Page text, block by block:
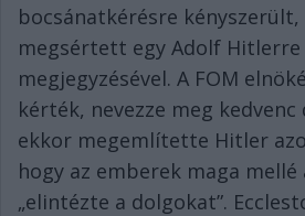
bocsánatkérésre
megsértett egy Adolf
megjegyzésével. A FOM
kérték, nevezze meg
ekkor megemlítette Hitler
hogy az emberek maga mellé
„elintézte a dolgokat”.